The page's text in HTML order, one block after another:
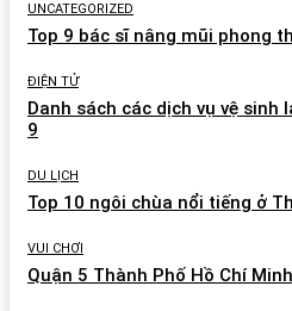
UNCATEGORIZED
Top 9 bác sĩ nâng mũi phong
ĐIỆN TỬ
Danh sách các dịch vụ vệ
9
DU LỊCH
Top 10 ngôi chùa nổi tiếng ở
VUI CHƠI
Quận 5 Thành Phố Hồ Chí